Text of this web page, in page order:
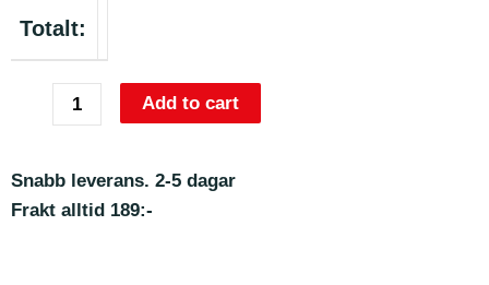
Totalt:
Add to cart
Snabb leverans. 2-5 dagar
Frakt alltid 189:-